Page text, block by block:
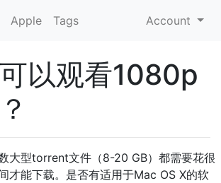
Apple Tags Account
以观看1080p
大型torrent文件（8-20 GB）都需要花很
才能下载。是否有适用于Mac OS X的软